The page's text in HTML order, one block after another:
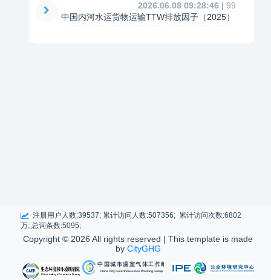
2026.06.08 09:28:46 | 99
中国内河水运货物运输TTW排放因子（2025）
注册用户人数:39537; 累计访问人数:507356; 累计访问次数:6802
万; 总词条数:5095;
Copyright © 2026 All rights reserved | This template is made
by CityGHG
中国城市温室气体工作组
China City Greenhouse Gas Working Group